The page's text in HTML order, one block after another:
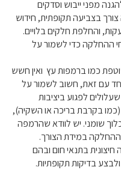
מפני ייבוש וסדקים
בצביעה תקופתית, חידוש
והחלפת חלקים בלויים.
ההחלקה כדי לשמור על
כמו ברמפות עץ ואין חשש
עם זאת, חשוב לשמור על
לפגוע ביציבות
(כמו בקרבת בריכה או השקיה),
שומני. יש לוודא שהרמפה
במידת הצורך.
חיצונית בתנאי חום ובהם
בדיקות תקופתיות.